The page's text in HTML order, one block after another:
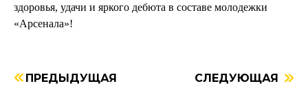
здоровья, удачи и яркого дебюта в составе молодежки
«Арсенала»!
ПРЕДЫДУЩАЯ СЛЕДУЮЩАЯ